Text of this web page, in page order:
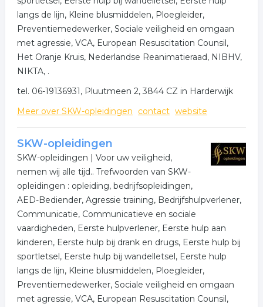
langs de lijn, Kleine blusmiddelen, Ploegleider,
Preventiemedewerker, Sociale veiligheid en omgaan
met agressie, VCA, European Resuscitation Counsil,
Het Oranje Kruis, Nederlandse Reanimatieraad, NIBHV,
NIKTA, .
tel. 06-19136931, Pluutmeen 2, 3844 CZ in Harderwijk
Meer over SKW-opleidingen
contact website
SKW-opleidingen
SKW-opleidingen | Voor uw veiligheid,
nemen wij alle tijd.. Trefwoorden van SKW-
opleidingen : opleiding, bedrijfsopleidingen,
AED-Bediender, Agressie training, Bedrijfshulpverlener,
Communicatie, Communicatieve en sociale
vaardigheden, Eerste hulpverlener, Eerste hulp aan
kinderen, Eerste hulp bij drank en drugs, Eerste hulp bij
sportletsel, Eerste hulp bij wandelletsel, Eerste hulp
langs de lijn, Kleine blusmiddelen, Ploegleider,
Preventiemedewerker, Sociale veiligheid en omgaan
met agressie, VCA, European Resuscitation Counsil,